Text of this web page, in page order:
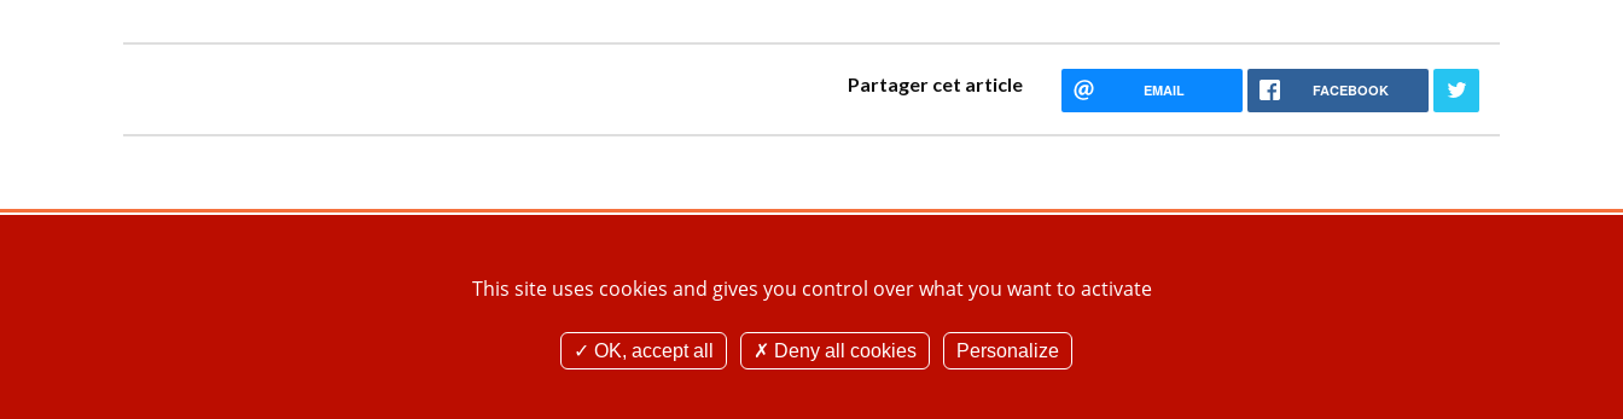
Partager cet article EMAIL FACEBOOK
ESPACE ASSOCIATIONS
This site uses cookies and gives you control over what you want to activate
OK, accept all Deny all cookies Personalize